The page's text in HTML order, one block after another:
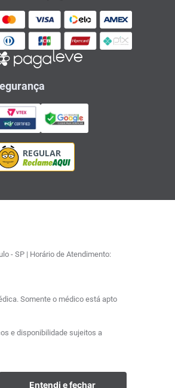
Entendi e fechar
- SP | Horário de Atendimento:
Somente o médico está apto
e disponibilidade sujeitos a
Plataforma